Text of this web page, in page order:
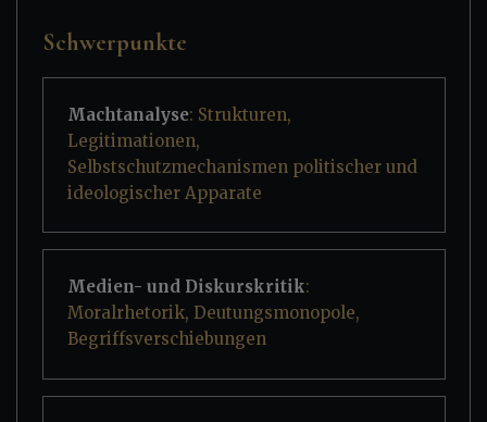
Schwerpunkte
Machtanalyse: Strukturen,
Legitimationen,
Selbstschutzmechanismen politischer und
ideologischer Apparate
Medien- und Diskurskritik:
Moralrhetorik, Deutungsmonopole,
Begriffsverschiebungen